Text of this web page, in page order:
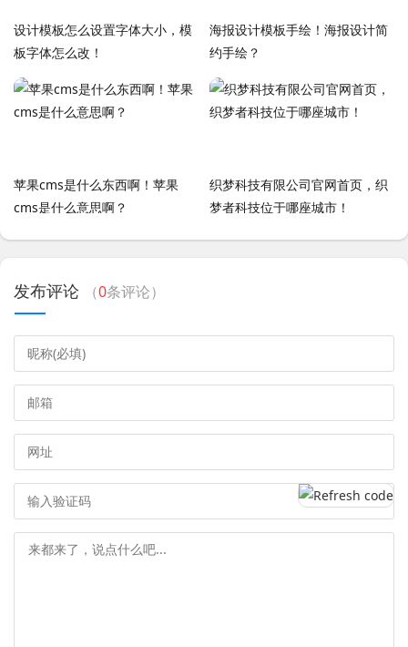
设计模板怎么设置字体大小，模
板字体怎么改！
海报设计模板手绘！海报设计简
约手绘？
苹果cms是什么东西啊！苹果
cms是什么意思啊？
织梦科技有限公司官网首页，织
梦者科技位于哪座城市！
发布评论 （0条评论）